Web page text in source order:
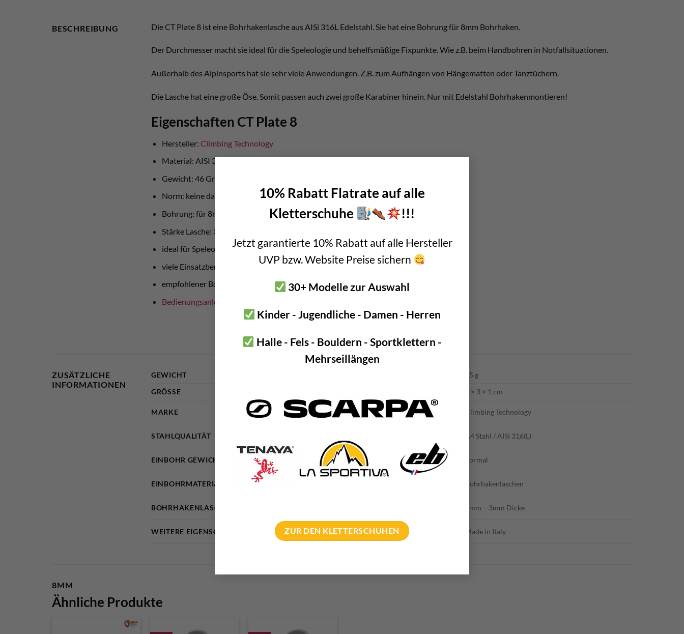
10% Rabatt Flatrate auf alle
Kletterschuhe
!!!
Jetzt garantierte 10% Rabatt auf alle Hersteller
UVP bzw. Website Preise sichern
30+ Modelle zur Auswahl
Kinder - Jugendliche - Damen - Herren
Halle - Fels - Bouldern - Sportklettern -
Mehrseillängen
ZUR DEN KLETTERSCHUHEN
BESCHREIBUNG Die CT Plate 8 ist eine Bohrhakenlasche aus AISi 316L Edelstahl. Sie hat eine Bohrung für 8mm Bohrhaken.
Der Durchmesser macht sie ideal für die Speleologie und behelfsmäßige Fixpunkte. Wie z.B. beim Handbohren in Notfallsituationen.
Außerhalb des Alpinsports hat sie sehr viele Anwendungen. Z.B. zum Aufhängen von Hängematten oder Tanztüchern.
Die Lasche hat eine große Öse. Somit passen auch zwei große Karabiner hinein. Nur mit Edelstahl Bohrhakenmontieren!
Eigenschaften CT Plate 8
Hersteller: Climbing Technology
Material: AISI 316L Edelstahl
Gewicht: 46 Gramm
Norm: keine da nur für 8mm Bohrhaken
Bohrung: für 8mm Bohrhaken
Stärke Lasche: 3mm
ideal für Speleologie oder Handbohren in Notfällen
viele Einsatzbereiche bei Hobby & im Haushalt
empfohlener Bohrhaken:
Fischer FAZ II
Bedienungsanleitung
ZUSÄTZLICHE
INFORMATIONEN
GEWICHT
45 g
GRÖSSE
5 × 3 × 1 cm
MARKE Climbing Technology
STAHLQUALITÄT A4 Stahl / AISI 316(L)
EINBOHR GEWICHT normal
EINBOHRMATERIAL KATEGORIE Bohrhakenlaschen
BOHRHAKENLASCHE DIMENSION 8mm – 3mm Dicke
WEITERE EIGENSCHAFTEN Made in Italy
8MM
Ähnliche Produkte